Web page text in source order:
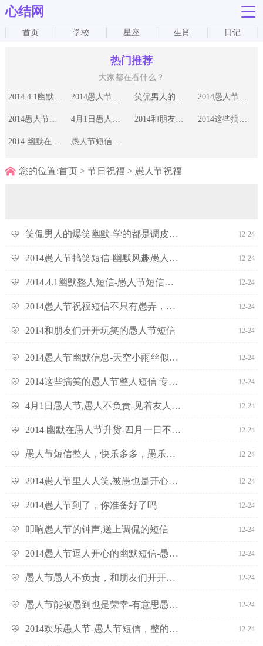
首页 学校 星座 生肖 日记
心结网
热门推荐
大家都在看什么？
2014愚人节幽默信息-天空小雨丝似在嘲笑我的
2014愚人节搞笑短信-幽默风趣愚人节调侃短信 2014和朋友们开开玩笑的愚人节短信 2014这些搞笑的愚人节整人短信 专整善良的人
2014 幽默在愚人节升货-四月一日不逗你逗谁
您的位置:首页> 节日祝福 > 愚人节祝福
笑侃男人的爆笑幽默-学的都是调皮专业 12-24
2014愚人节搞笑短信-幽默风趣愚人节调侃短信 12-24
2014.4.1幽默整人短信-愚人节短信之整人幽默 12-24
2014愚人节祝福短信不只有愚弄，还有祝福 12-24
2014和朋友们开开玩笑的愚人节短信 12-24
2014愚人节幽默信息-天空小雨丝似在嘲笑我的痴 12-24
2014这些搞笑的愚人节整人短信 专整善良的人 12-24
4月1日愚人节,愚人不负责-见着友人自保 12-24
2014 幽默在愚人节升货-四月一日不逗你逗谁 12-24
愚人节短信整人，快乐多多，愚乐多多 12-24
2014愚人节里人人笑,被愚也是开心绕-愚人节幽默 12-24
2014愚人节到了，你准备好了吗 12-24
叩响愚人节的钟声,送上调侃的短信 12-24
2014愚人节逗人开心的幽默短信-愚人节到我心愁 12-24
愚人节愚人不负责，和朋友们开开玩笑 12-24
愚人节能被愚到也是荣幸-有意思愚人节短信 12-24
2014欢乐愚人节-愚人节短信，整的就是你 12-24